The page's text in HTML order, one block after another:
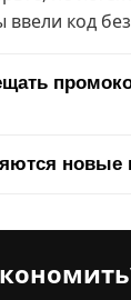
ввели код